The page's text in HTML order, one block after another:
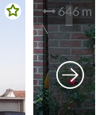
646 m